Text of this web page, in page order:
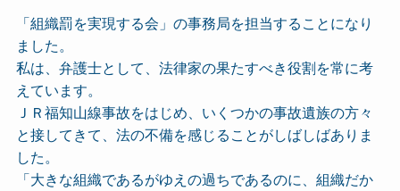
「組織罰を実現する会」の事務局を担当することになり
ました。
私は、弁護士として、法律家の果たすべき役割を常に考
えています。
ＪＲ福知山線事故をはじめ、いくつかの事故遺族の方々
と接してきて、法の不備を感じることがしばしばありま
した。
「大きな組織であるがゆえの過ちであるのに、組織だか